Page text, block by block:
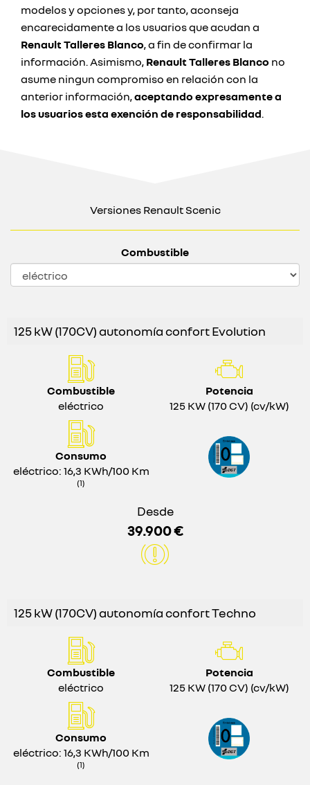
modelos y opciones y, por tanto, aconseja
encarecidamente a los usuarios que acudan a
Renault Talleres Blanco, a fin de confirmar la
información. Asimismo, Renault Talleres Blanco no
asume ningun compromiso en relación con la
anterior información,aceptando expresamente a
los usuarios esta exención de responsabilidad.
Versiones Renault Scenic
Combustible
125 kW (170CV) autonomía confort Evolution
Combustible
eléctrico
Potencia
125 KW (170 CV) (cv/kW)
Consumo
eléctrico: 16,3 KWh/100 Km
(1)
Desde
39.900 €
125 kW (170CV) autonomía confort Techno
Combustible
eléctrico
Potencia
125 KW (170 CV) (cv/kW)
Consumo
eléctrico: 16,3 KWh/100 Km
(1)